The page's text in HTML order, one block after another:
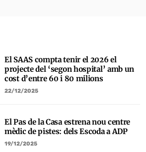
El SAAS compta tenir el 2026 el
projecte del ‘segon hospital’ amb un
cost d’entre 60 i 80 milions
22/12/2025
El Pas de la Casa estrena nou centre
mèdic de pistes: dels Escoda a ADP
19/12/2025